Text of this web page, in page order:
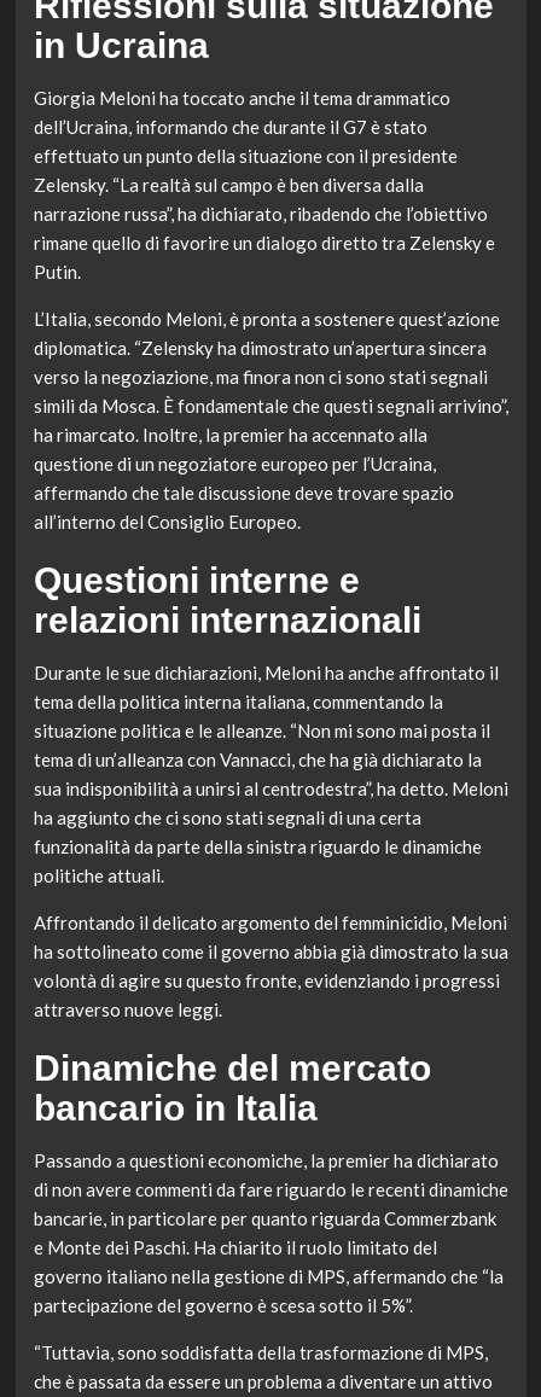
in Ucraina
Giorgia Meloni ha toccato anche il tema drammatico
dell’Ucraina, informando che durante il G7 è stato
effettuato un punto della situazione con il presidente
Zelensky. “La realtà sul campo è ben diversa dalla
narrazione russa”, ha dichiarato, ribadendo che l’obiettivo
rimane quello di favorire un dialogo diretto tra Zelensky e
Putin.
L’Italia, secondo Meloni, è pronta a sostenere quest’azione
diplomatica. “Zelensky ha dimostrato un’apertura sincera
verso la negoziazione, ma finora non ci sono stati segnali
simili da Mosca. È fondamentale che questi segnali arrivino”,
ha rimarcato. Inoltre, la premier ha accennato alla
questione di un negoziatore europeo per l’Ucraina,
affermando che tale discussione deve trovare spazio
all’interno del Consiglio Europeo.
Questioni interne e
relazioni internazionali
Durante le sue dichiarazioni, Meloni ha anche affrontato il
tema della politica interna italiana, commentando la
situazione politica e le alleanze. “Non mi sono mai posta il
tema di un’alleanza con Vannacci, che ha già dichiarato la
sua indisponibilità a unirsi al centrodestra”, ha detto. Meloni
ha aggiunto che ci sono stati segnali di una certa
funzionalità da parte della sinistra riguardo le dinamiche
politiche attuali.
Affrontando il delicato argomento del femminicidio, Meloni
ha sottolineato come il governo abbia già dimostrato la sua
volontà di agire su questo fronte, evidenziando i progressi
attraverso nuove leggi.
Dinamiche del mercato
bancario in Italia
Passando a questioni economiche, la premier ha dichiarato
di non avere commenti da fare riguardo le recenti dinamiche
bancarie, in particolare per quanto riguarda Commerzbank
e Monte dei Paschi. Ha chiarito il ruolo limitato del
governo italiano nella gestione di MPS, affermando che “la
partecipazione del governo è scesa sotto il 5%”.
“Tuttavia, sono soddisfatta della trasformazione di MPS,
che è passata da essere un problema a diventare un attivo